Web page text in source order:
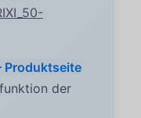
Produktseite
der